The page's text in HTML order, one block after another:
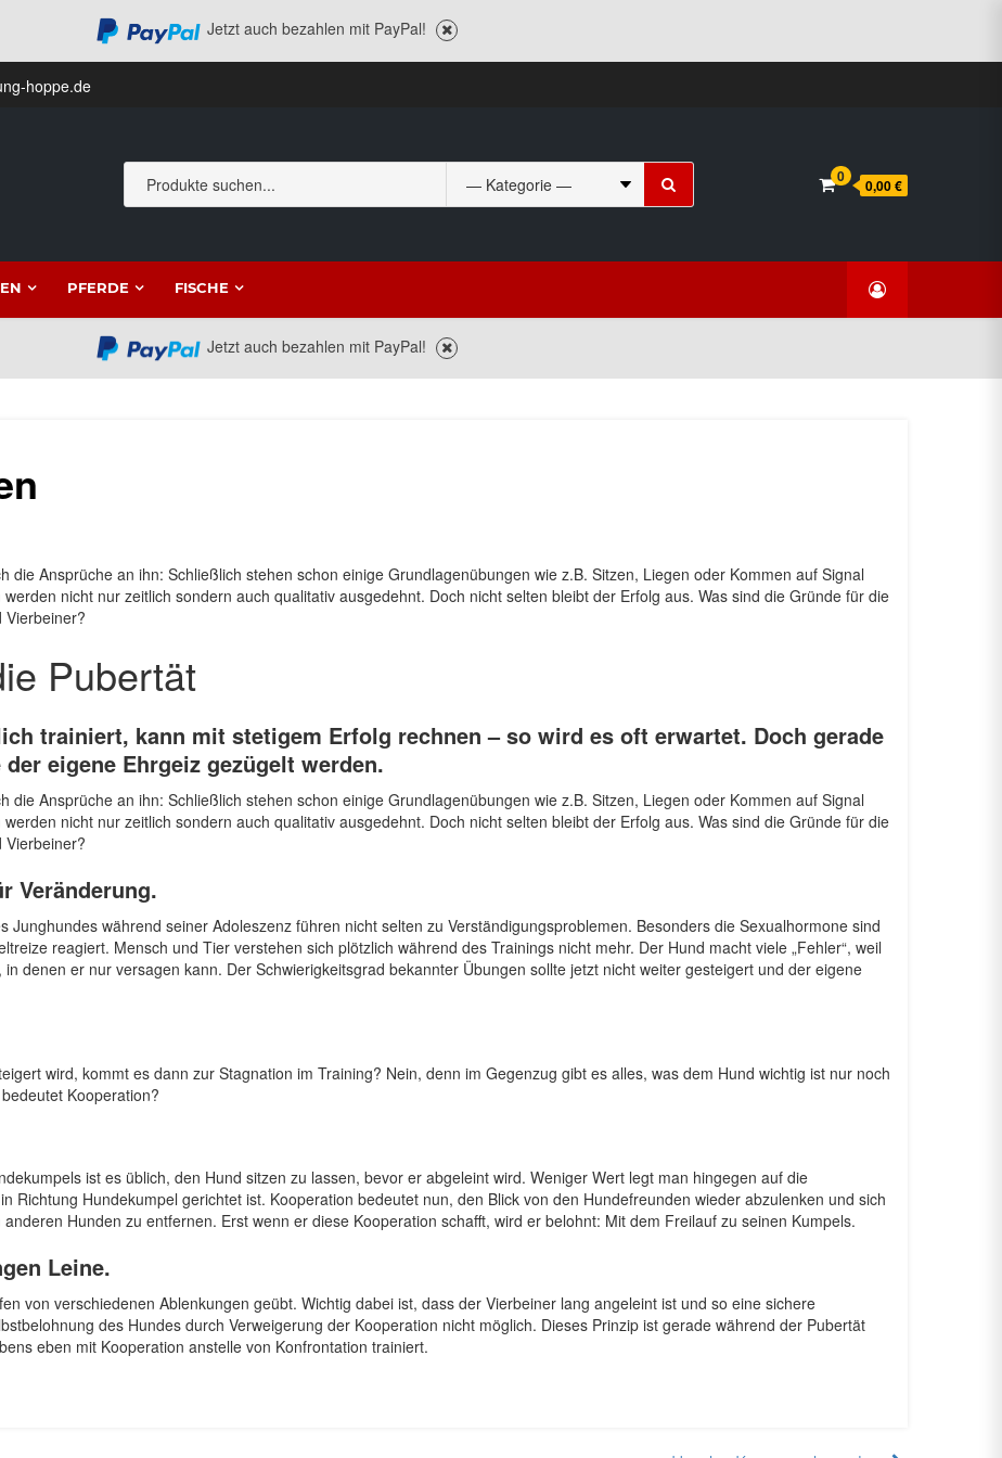
Jetzt auch bezahlen mit PayPal!
hoppe.de
Suchen
nach:
0 0,00 €
PFERDE FISCHE
Jetzt auch bezahlen mit PayPal!
die Ansprüche an ihn: Schließlich stehen schon einige Grundlagenübungen wie z.B. Sitzen, Liegen oder Kommen auf Signal
nicht nur zeitlich sondern auch qualitativ ausgedehnt. Doch nicht selten bleibt der Erfolg aus. Was sind die Gründe für die
Vierbeiner?
Pubertät
trainiert, kann mit stetigem Erfolg rechnen – so wird es oft erwartet. Doch gerade
eigene Ehrgeiz gezügelt werden.
die Ansprüche an ihn: Schließlich stehen schon einige Grundlagenübungen wie z.B. Sitzen, Liegen oder Kommen auf Signal
nicht nur zeitlich sondern auch qualitativ ausgedehnt. Doch nicht selten bleibt der Erfolg aus. Was sind die Gründe für die
Vierbeiner?
Veränderung.
Junghundes während seiner Adoleszenz führen nicht selten zu Verständigungsproblemen. Besonders die Sexualhormone sind
reagiert. Mensch und Tier verstehen sich plötzlich während des Trainings nicht mehr. Der Hund macht viele „Fehler“, weil
denen er nur versagen kann. Der Schwierigkeitsgrad bekannter Übungen sollte jetzt nicht weiter gesteigert und der eigene
wird, kommt es dann zur Stagnation im Training? Nein, denn im Gegenzug gibt es alles, was dem Hund wichtig ist nur noch
Kooperation?
ist es üblich, den Hund sitzen zu lassen, bevor er abgeleint wird. Weniger Wert legt man hingegen auf die
Richtung Hundekumpel gerichtet ist. Kooperation bedeutet nun, den Blick von den Hundefreunden wieder abzulenken und sich
Hunden zu entfernen. Erst wenn er diese Kooperation schafft, wird er belohnt: Mit dem Freilauf zu seinen Kumpels.
Leine.
von verschiedenen Ablenkungen geübt. Wichtig dabei ist, dass der Vierbeiner lang angeleint ist und so eine sichere
des Hundes durch Verweigerung der Kooperation nicht möglich. Dieses Prinzip ist gerade während der Pubertät
eben mit Kooperation anstelle von Konfrontation trainiert.